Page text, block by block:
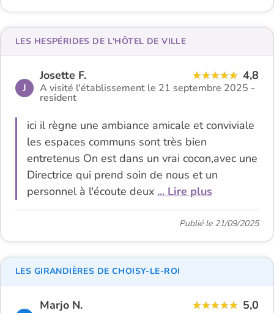
J
Josette F. 4,8
A visité l'établissement le 21 septembre 2025 -
resident
ici il règne une ambiance amicale et conviviale
les espaces communs sont très bien
entretenus On est dans un vrai cocon,avec une
Directrice qui prend soin de nous et un
personnel à l'écoute deux ... Lire plus
LES HESPÉRIDES DE L'HÔTEL DE VILLE
Publié le 21/09/2025
Marjo N. 5,0
LES GIRANDIÈRES DE CHOISY-LE-ROI